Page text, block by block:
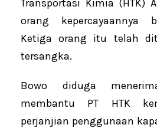
Transportasi Kimia (HTK)
orang kepercayaannya
Ketiga orang itu telah
tersangka.
Bowo diduga
membantu PT HTK
perjanjian penggunaan